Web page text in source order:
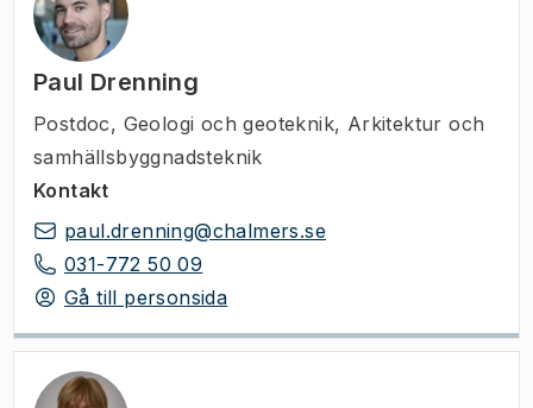
Paul Drenning
Postdoc, Geologi och geoteknik, Arkitektur och
samhällsbyggnadsteknik
Kontakt
paul.drenning@chalmers.se
031-772 50 09
Gå till personsida